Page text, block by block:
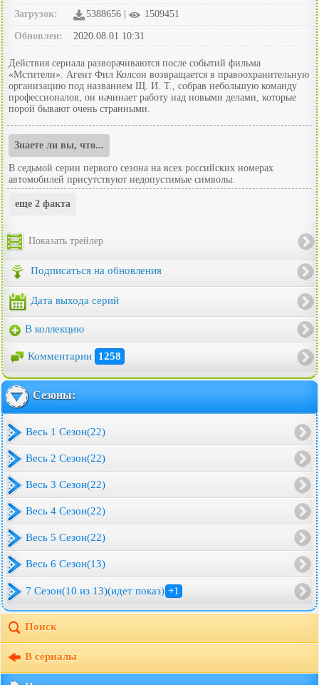
Загрузок:
5388656 | 1509451
Обновлен: 2020.08.01 10:31
Действия сериала разворачиваются после событий фильма
«Мстители». Агент Фил Колсон возвращается в правоохранительную
организацию под названием Щ. И. Т., собрав небольшую команду
профессионалов, он начинает работу над новыми делами, которые
порой бывают очень странными.
Знаете ли вы, что...
В седьмой серии первого сезона на всех российских номерах
автомобилей присутствуют недопустимые символы.
еще 2 факта
Показать трейлер
Подписаться на обновления
Дата выхода серий
В коллекцию
Комментарии 1258
Сезоны:
Весь 1 Сезон(22)
Весь 2 Сезон(22)
Весь 3 Сезон(22)
Весь 4 Сезон(22)
Весь 5 Сезон(22)
Весь 6 Сезон(13)
7 Сезон(10 из 13)(идет показ) +1
Поиск
В сериалы